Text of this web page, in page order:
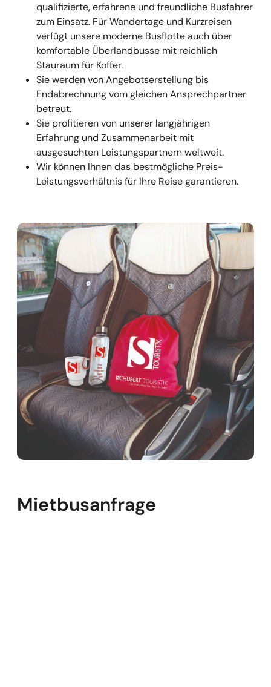
qualifizierte, erfahrene und freundliche Busfahrer
zum Einsatz. Für Wandertage und Kurzreisen
verfügt unsere moderne Busflotte auch über
komfortable Überlandbusse mit reichlich
Stauraum für Koffer.
Sie werden von Angebotserstellung bis
Endabrechnung vom gleichen Ansprechpartner
betreut.
Sie profitieren von unserer langjährigen
Erfahrung und Zusammenarbeit mit
ausgesuchten Leistungspartnern weltweit.
Wir können Ihnen das bestmögliche Preis-
Leistungsverhältnis für Ihre Reise garantieren.
Mietbusanfrage